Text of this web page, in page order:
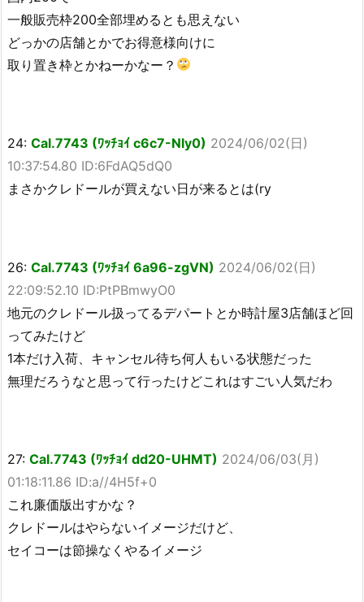
一般販売枠200全部埋めるとも思えない
どっかの店舗とかでお得意様向けに
取り置き枠とかねーかなー？
24: Cal.7743 (ﾜｯﾁｮｲ c6c7-Nly0) 2024/06/02(日)
10:37:54.80 ID:6FdAQ5dQ0
まさかクレドールが買えない日が来るとは(ry
26: Cal.7743 (ﾜｯﾁｮｲ 6a96-zgVN) 2024/06/02(日)
22:09:52.10 ID:PtPBmwyO0
地元のクレドール扱ってるデパートとか時計屋3店舗ほど回
ってみたけど
1本だけ入荷、キャンセル待ち何人もいる状態だった
無理だろうなと思って行ったけどこれはすごい人気だわ
27: Cal.7743 (ﾜｯﾁｮｲ dd20-UHMT) 2024/06/03(月)
01:18:11.86 ID:a//4H5f+0
これ廉価版出すかな？
クレドールはやらないイメージだけど、
セイコーは節操なくやるイメージ